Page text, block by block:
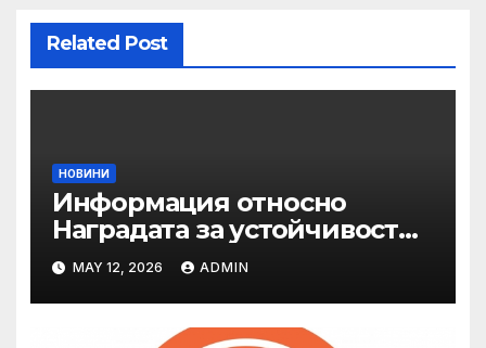
Related Post
НОВИНИ
Информация относно
Наградата за устойчивост
на ОАЕ „Зайед“
MAY 12, 2026 ADMIN